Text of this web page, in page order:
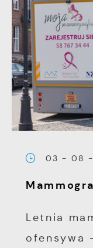
03 - 08 -
Letnia
ofensywa